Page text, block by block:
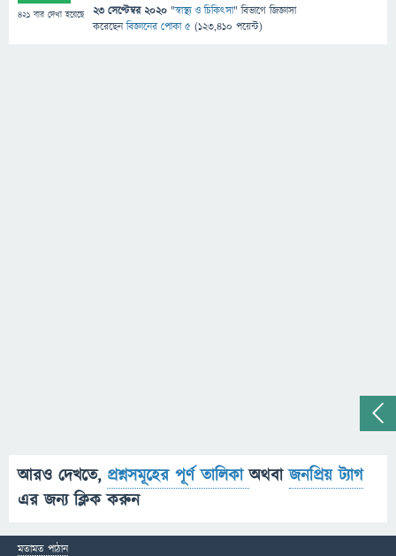
421 বার দেখা হয়েছে 23 সেপ্টেম্বর 2020 "স্বাস্থ্য ও চিকিৎসা" বিভাগে জিজ্ঞাসা
করেছেনবিজ্ঞানের পোকা ৫ (123,410 পয়েন্ট)
আরও দেখতে, প্রশ্নসমূহের পূর্ণ তালিকাঅথবাজনপ্রিয় ট্যাগ
এর জন্য ক্লিক করুন
মতামত পাঠান